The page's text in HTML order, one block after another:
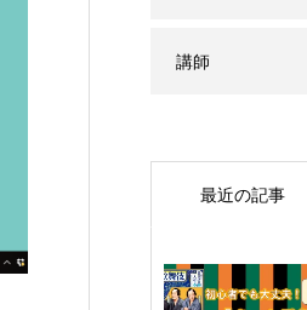
講師
最近の記事